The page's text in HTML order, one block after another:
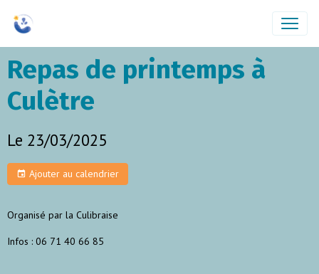
Repas de printemps à
Culètre
Le 23/03/2025
Ajouter au calendrier
Organisé par la Culibraise
Infos : 06 71 40 66 85